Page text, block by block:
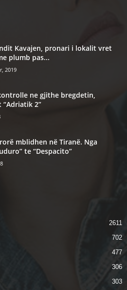
Kavajen, pronari i lokalit vret
plumb pas...
2019
ne gjithe bregdetin,
2”
mblidhen në Tiranë. Nga
te “Despacito”
2611
702
477
306
303